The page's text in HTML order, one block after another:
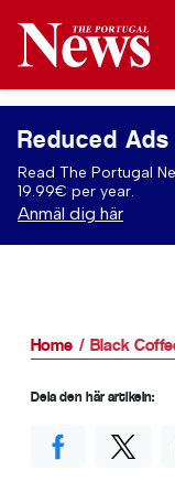
Reduced
Read The Portugal
19.99€ per year.
Anmäl dig här
Home Black
Dela den här artikeln: